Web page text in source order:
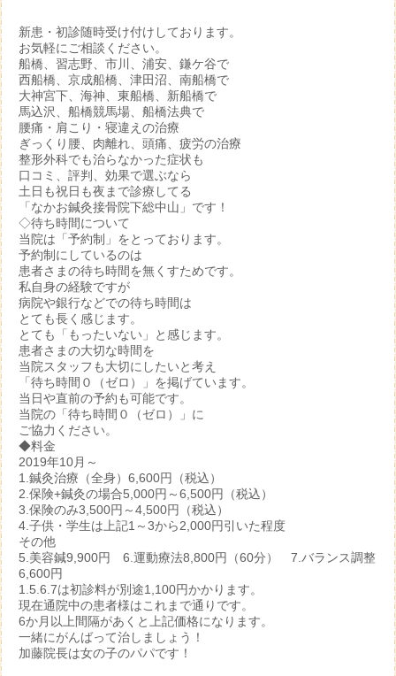
新患・初診随時受け付けしております。
お気軽にご相談ください。
船橋、習志野、市川、浦安、鎌ケ谷で
西船橋、京成船橋、津田沼、南船橋で
大神宮下、海神、東船橋、新船橋で
馬込沢、船橋競馬場、船橋法典で
腰痛・肩こり・寝違えの治療
ぎっくり腰、肉離れ、頭痛、疲労の治療
整形外科でも治らなかった症状も
口コミ、評判、効果で選ぶなら
土日も祝日も夜まで診療してる
「なかお鍼灸接骨院下総中山」です！
◇待ち時間について
当院は「予約制」をとっております。
予約制にしているのは
患者さまの待ち時間を無くすためです。
私自身の経験ですが
病院や銀行などでの待ち時間は
とても長く感じます。
とても「もったいない」と感じます。
患者さまの大切な時間を
当院スタッフも大切にしたいと考え
「待ち時間０（ゼロ）」を掲げています。
当日や直前の予約も可能です。
当院の「待ち時間０（ゼロ）」に
ご協力ください。
◆料金
2019年10月～
1.鍼灸治療（全身）6,600円（税込）
2.保険+鍼灸の場合5,000円～6,500円（税込）
3.保険のみ3,500円～4,500円（税込）
4.子供・学生は上記1～3から2,000円引いた程度
その他
5.美容鍼9,900円 6.運動療法8,800円（60分） 7.バランス調整
6,600円
1.5.6.7は初診料が別途1,100円かかります。
現在通院中の患者様はこれまで通りです。
6か月以上間隔があくと上記価格になります。
一緒にがんばって治しましょう！
加藤院長は女の子のパパです！